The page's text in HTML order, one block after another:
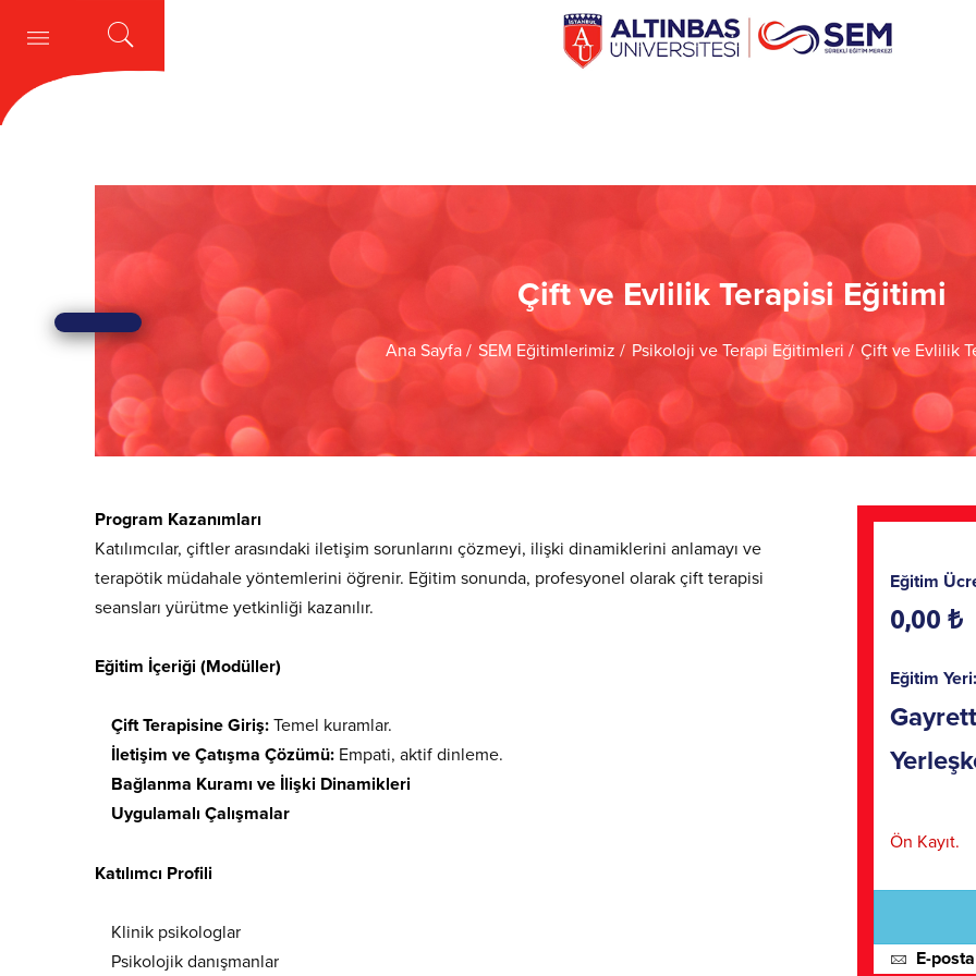
Giriş yap
Çift ve Evlilik Terapisi Eğitimi
Ana Sayfa SEM Eğitimlerimiz Psikoloji ve Terapi Eğitimleri Çift ve Evlilik
Program Kazanımları
Katılımcılar, çiftler arasındaki iletişim sorunlarını çözmeyi, ilişki dinamiklerini anlamayı ve
terapötik müdahale yöntemlerini öğrenir. Eğitim sonunda, profesyonel olarak çift terapisi
seansları yürütme yetkinliği kazanılır.
Eğitim İçeriği (Modüller)
Çift Terapisine Giriş: Temel kuramlar.
İletişim ve Çatışma Çözümü: Empati, aktif dinleme.
Bağlanma Kuramı ve İlişki Dinamikleri
Uygulamalı Çalışmalar
Katılımcı Profili
Klinik psikologlar
Psikolojik danışmanlar
Eğitim
0,00 ₺
Eğitim Yeri:
Ön Kayıt.
E-posta